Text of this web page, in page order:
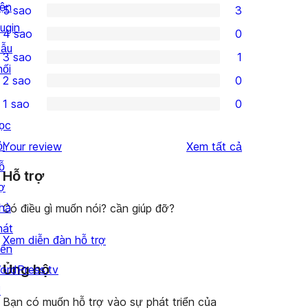
5-
star
reviews
5 sao 3
0
4-
star
reviews
4 sao 0
1
3-
star
review
3 sao 1
2-
star
reviews
2 sao 0
1-
star
reviews
1 sao 0
Your review Xem tất cả
Hỗ trợ
Có điều gì muốn nói? cần giúp đỡ?
Xem diễn đàn hỗ trợ
Ủng hộ
Bạn có muốn hỗ trợ vào sự phát triển của